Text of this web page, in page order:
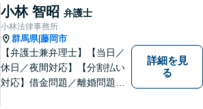
が高い」と感じる方も、まず
はお気持ちをお聞かせくださ
い。
小林 智昭 弁護士
小林法律事務所
群馬県|藤岡市
【弁護士兼弁理士】【当日／
休日／夜間対応】【分割払い
対応】借金問題／離婚問題／
詳細を見
る